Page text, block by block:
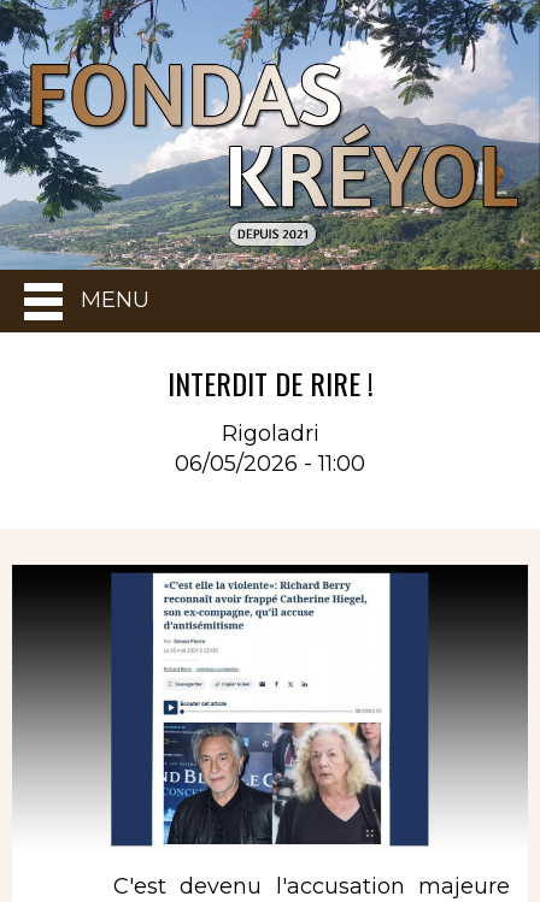
MENU
INTERDIT DE RIRE !
Rigoladri
06/05/2026 - 11:00
C'est devenu l'accusation majeure